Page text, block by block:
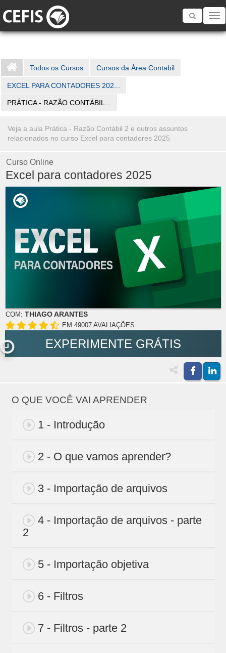
Toggle
Todos os Cursos Cursos da Área Contabil
EXCEL PARA CONTADORES 202...
PRÁTICA - RAZÃO CONTÁBIL...
Veja a aula Prática - Razão Contábil 2 e outros assuntos
relacionados no curso Excel para contadores 2025
Curso Online
Excel para contadores 2025
COM: THIAGO ARANTES
EM 49007 AVALIAÇÕES
EXPERIMENTE GRÁTIS
O QUE VOCÊ VAI APRENDER
1 - Introdução
2 - O que vamos aprender?
3 - Importação de arquivos
4 - Importação de arquivos - parte
2
5 - Importação objetiva
6 - Filtros
7 - Filtros - parte 2